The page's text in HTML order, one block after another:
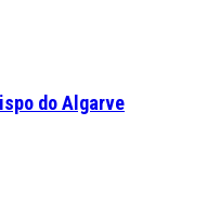
do Algarve